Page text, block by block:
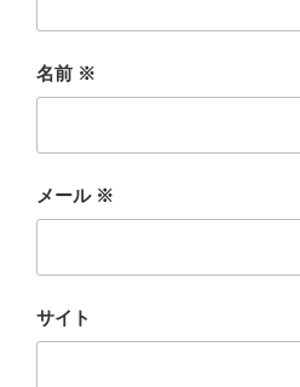
名前 ※
メール ※
サイト